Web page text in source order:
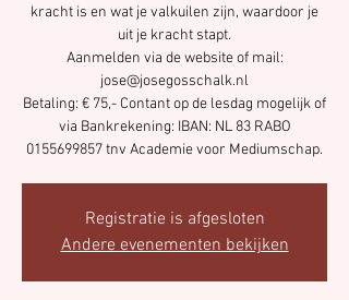
kracht is en wat je valkuilen zijn, waardoor je
uit je kracht stapt.
Aanmelden via de website of mail:
jose@josegosschalk.nl
Betaling: € 75,- Contant op de lesdag mogelijk of
via Bankrekening: IBAN: NL 83 RABO
Registratie is afgesloten
Andere evenementen bekijken